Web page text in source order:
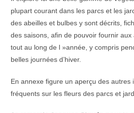
plupart courant dans les parcs et les
des abeilles et bulbes y sont décrits,
des saisons, afin de pouvoir fournir
tout au long de l »année, y compris
belles journées d’hiver.
En annexe figure un aperçu des autres
fréquents sur les fleurs des parcs et